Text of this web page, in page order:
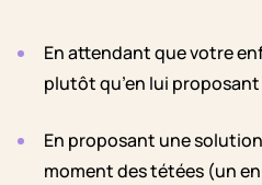
En attendant que votre
plutôt qu’en lui proposant
En proposant une
moment des tétées (un